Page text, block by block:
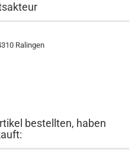
Ralingen
bestellten, haben